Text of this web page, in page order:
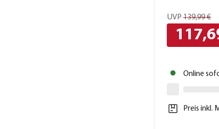
UVP 139,99 €
Online
Preis inkl.